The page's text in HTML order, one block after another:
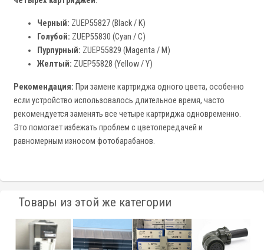
Черный: ZUEP55827 (Black / K)
Голубой: ZUEP55830 (Cyan / C)
Пурпурный: ZUEP55829 (Magenta / M)
Желтый: ZUEP55828 (Yellow / Y)
Рекомендация: При замене картриджа одного цвета, особенно
если устройство использовалось длительное время, часто
рекомендуется заменять все четыре картриджа одновременно.
Это помогает избежать проблем с цветопередачей и
равномерным износом фотобарабанов.
Товары из этой же категории